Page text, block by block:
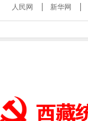
人民网 新华网